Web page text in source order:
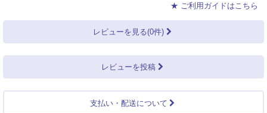
★ ご利用ガイドはこちら
レビューを見る(0件)
レビューを投稿
支払い・配送について